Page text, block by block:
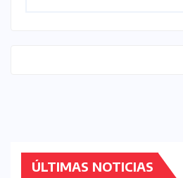
ÚLTIMAS NOTICIAS